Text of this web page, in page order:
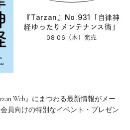
『Tarzan』No.931「自律神
経ゆったりメンテナンス術」
08.06（木）発売
Web』にまつわる最新情報がメー
員向けの特別なイベント・プレゼン